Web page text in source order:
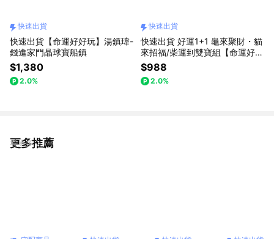
快速出貨
快速出貨【命運好好玩】湯鎮瑋-
錢進家門晶球寶船鎮
$1,380
2.0%
快速出貨
快速出貨 好運1+1 龜來聚財・貓
來招福/柴運到雙寶組【命運好好
玩】金錢龜來聚寶鎮+好運敲敲
來/財氣敲敲來(兩款任選)
$988
2.0%
更多推薦
看更多